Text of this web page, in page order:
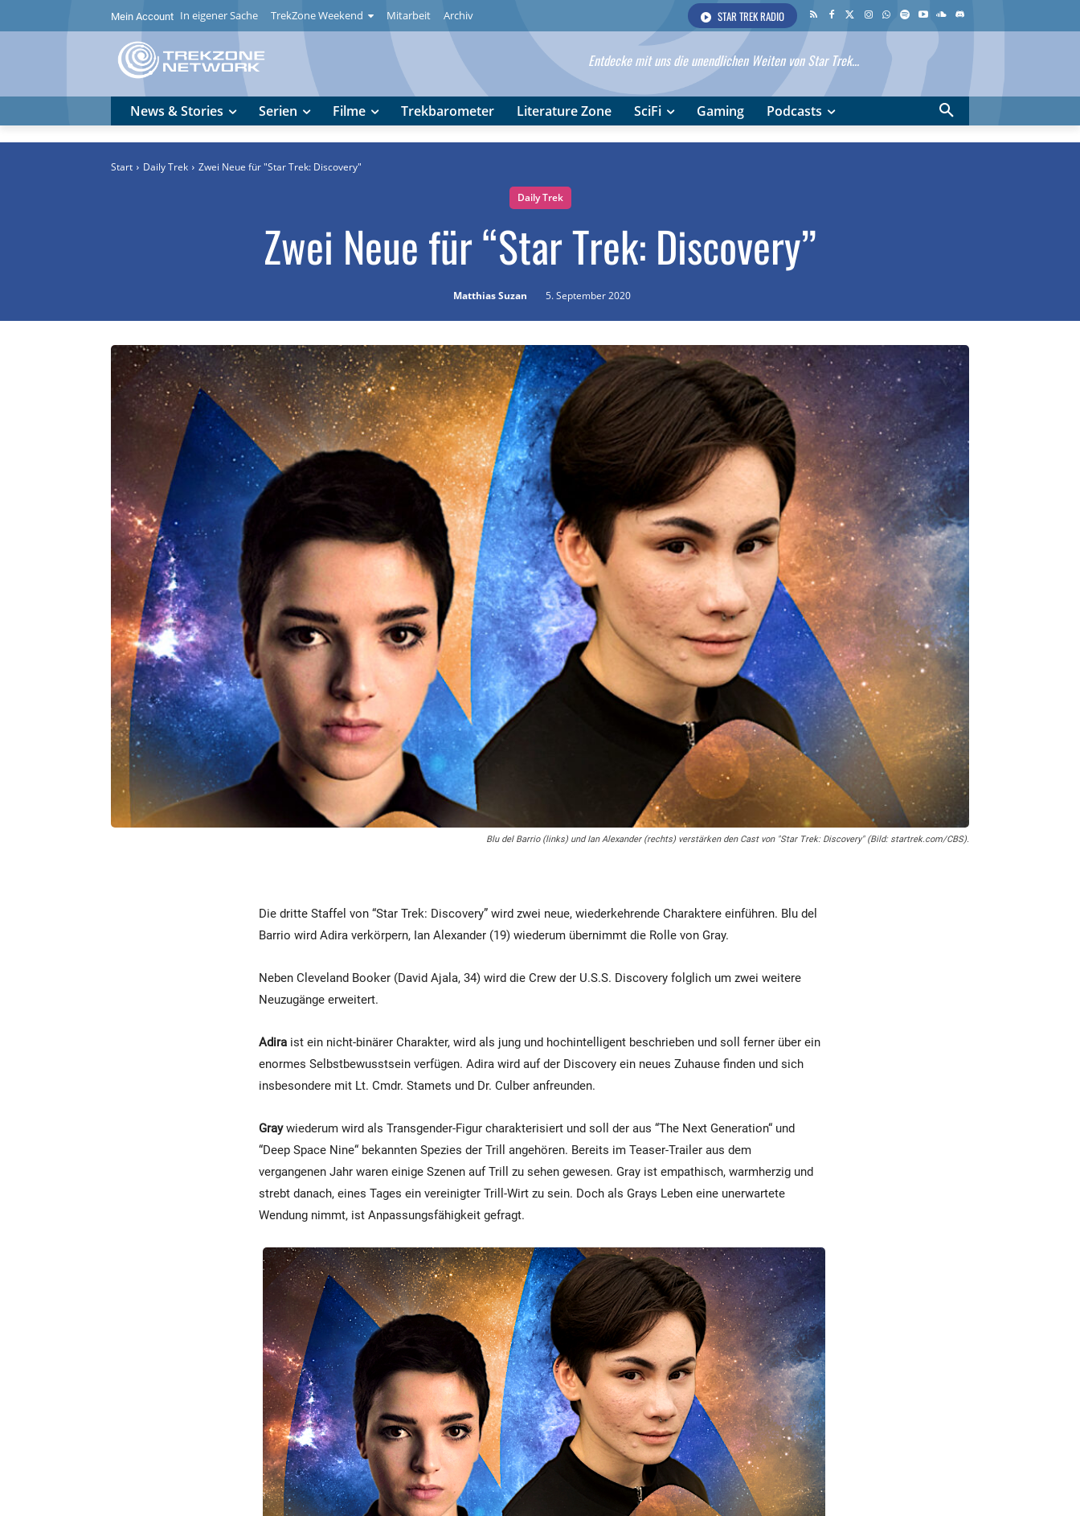
Mein Account In eigener Sache TrekZone Weekend Mitarbeit Archiv STAR TREK RADIO
Entdecke mit uns die unendlichen Weiten von Star Trek...
News & Stories Serien Filme Trekbarometer Literature Zone SciFi Gaming Podcasts
Start Daily Trek Zwei Neue für "Star Trek: Discovery"
Daily Trek
Zwei Neue für “Star Trek: Discovery”
Matthias Suzan 5. September 2020
Blu del Barrio (links) und Ian Alexander (rechts) verstärken den Cast von "Star Trek: Discovery" (Bild: startrek.com/CBS).
Die dritte Staffel von “Star Trek: Discovery” wird zwei neue, wiederkehrende Charaktere einführen. Blu del
Barrio wird Adira verkörpern, Ian Alexander (19) wiederum übernimmt die Rolle von Gray.
Neben Cleveland Booker (David Ajala, 34) wird die Crew der U.S.S. Discovery folglich um zwei weitere
Neuzugänge erweitert.
Adira ist ein nicht-binärer Charakter, wird als jung und hochintelligent beschrieben und soll ferner über ein
enormes Selbstbewusstsein verfügen. Adira wird auf der Discovery ein neues Zuhause finden und sich
insbesondere mit Lt. Cmdr. Stamets und Dr. Culber anfreunden.
Graywiederum wird als Transgender-Figur charakterisiert und soll der aus “The Next Generation“ und
“Deep Space Nine“ bekannten Spezies der Trill angehören. Bereits im Teaser-Trailer aus dem
vergangenen Jahr waren einige Szenen auf Trill zu sehen gewesen. Gray ist empathisch, warmherzig und
strebt danach, eines Tages ein vereinigter Trill-Wirt zu sein. Doch als Grays Leben eine unerwartete
Wendung nimmt, ist Anpassungsfähigkeit gefragt.